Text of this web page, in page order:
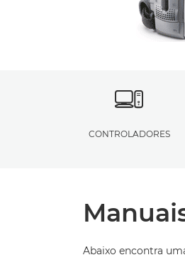
CONTROLADORES
Abaixo encontra